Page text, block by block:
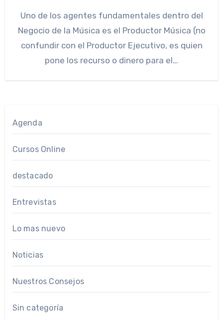
Uno de los agentes fundamentales dentro del
Negocio de la Música es el Productor Música (no
confundir con el Productor Ejecutivo, es quien
pone los recurso o dinero para el…
Agenda
Cursos Online
destacado
Entrevistas
Lo mas nuevo
Noticias
Nuestros Consejos
Sin categoría